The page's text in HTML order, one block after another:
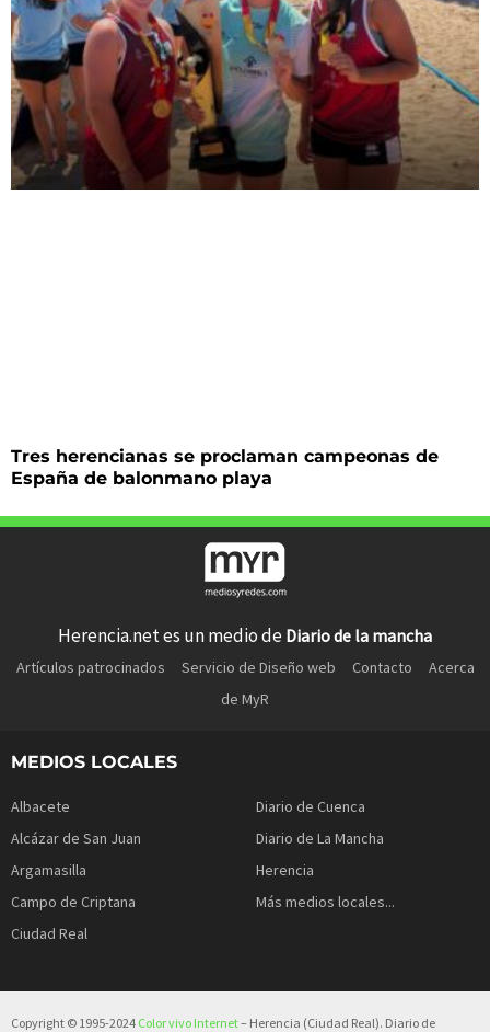
Tres herencianas se proclaman campeonas de
España de balonmano playa
Herencia.net es un medio de Diario de la mancha
Artículos patrocinados Servicio de Diseño web Contacto
Acerca
de MyR
MEDIOS LOCALES
Albacete
Alcázar de San Juan
Argamasilla
Campo de Criptana
Ciudad Real
Diario de Cuenca
Diario de La Mancha
Herencia
Más medios locales...
Copyright © 1995-2024 Color vivo Internet– Herencia (Ciudad Real). Diario de